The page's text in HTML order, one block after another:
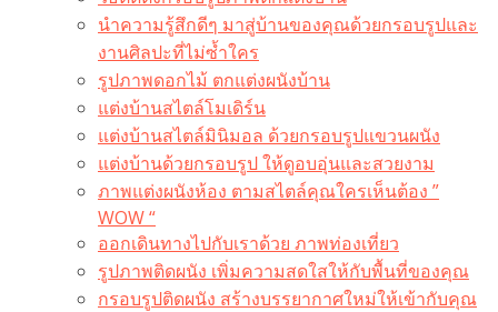
นำความรู้สึกดีๆ มาสู่บ้านของคุณด้วยกรอบรูปและ
งานศิลปะที่ไม่ซ้ำใคร
รูปภาพดอกไม้ ตกแต่งผนังบ้าน
แต่งบ้านสไตล์โมเดิร์น
แต่งบ้านสไตล์มินิมอล ด้วยกรอบรูปแขวนผนัง
แต่งบ้านด้วยกรอบรูป ให้ดูอบอุ่นและสวยงาม
ภาพแต่งผนังห้อง ตามสไตล์คุณใครเห็นต้อง ”
WOW “
ออกเดินทางไปกับเราด้วย ภาพท่องเที่ยว
รูปภาพติดผนัง เพิ่มความสดใสให้กับพื้นที่ของคุณ
กรอบรูปติดผนัง สร้างบรรยากาศใหม่ให้เข้ากับคุณ